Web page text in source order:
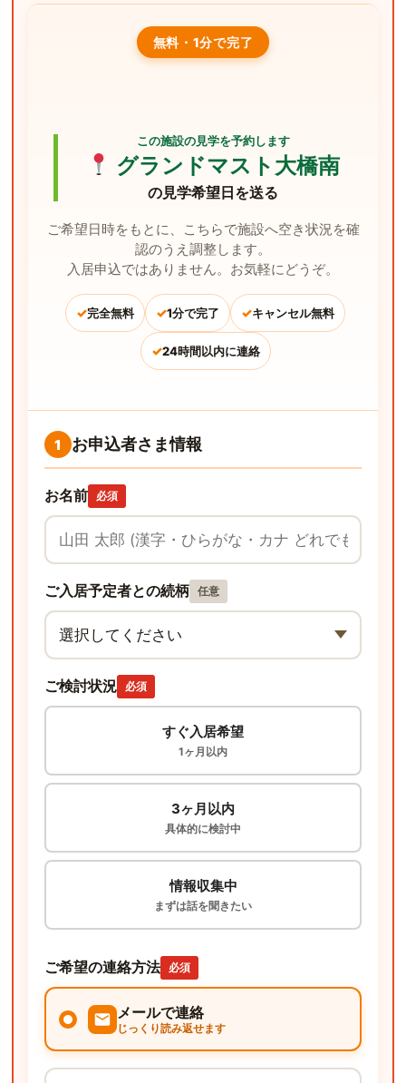
無料・1分で完了
この施設の見学を予約します
グランドマスト大橋南
の見学希望日を送る
ご希望日時をもとに、こちらで施設へ空き状況を確
認のうえ調整します。
入居申込ではありません。お気軽にどうぞ。
✓完全無料 ✓1分で完了 ✓キャンセル無料
✓24時間以内に連絡
1 お申込者さま情報
お名前 必須
ご入居予定者との続柄 任意
ご検討状況 必須
すぐ入居希望
1ヶ月以内
3ヶ月以内
具体的に検討中
情報収集中
まずは話を聞きたい
ご希望の連絡方法 必須
メールで連絡
じっくり読み返せます